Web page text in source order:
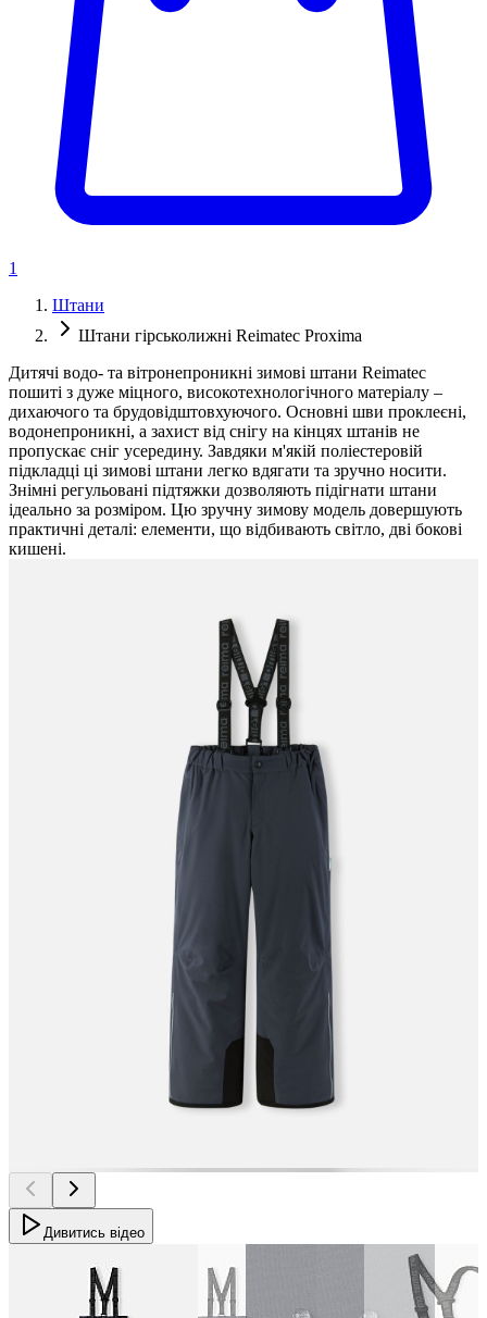
1
Штани
Штани гірськолижні Reimatec Proxima
Дитячі водо- та вітронепроникні зимові штани Reimatec
пошиті з дуже міцного, високотехнологічного матеріалу –
дихаючого та брудовідштовхуючого. Основні шви проклеєні,
водонепроникні, а захист від снігу на кінцях штанів не
пропускає сніг усередину. Завдяки м'якій поліестеровій
підкладці ці зимові штани легко вдягати та зручно носити.
Знімні регульовані підтяжки дозволяють підігнати штани
ідеально за розміром. Цю зручну зимову модель довершують
практичні деталі: елементи, що відбивають світло, дві бокові
кишені.
Дивитись відео